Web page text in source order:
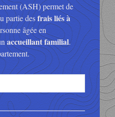
(ASH) permet de
partie desfrais liés à
âgée en
accueillant familial.